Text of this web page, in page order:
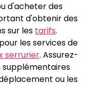
d'acheter des
d'obtenir des
sur les tarifs.
les services de
serrurier. Assurez-
supplémentaires
ou les